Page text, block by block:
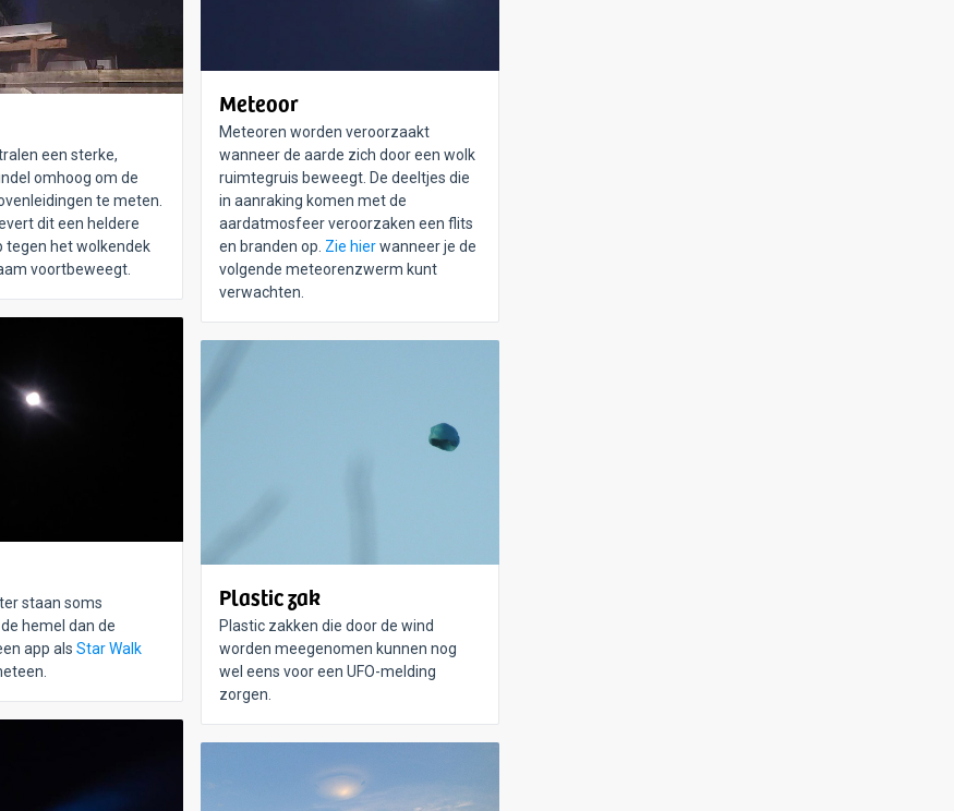
een sterke,
omhoog om de
te meten.
dit een heldere
tegen het wolkendek
voortbeweegt.
staan soms
hemel dan de
app alsStar Walk
Meteoor
Meteoren worden veroorzaakt
wanneer de aarde zich door een wolk
ruimtegruis beweegt. De deeltjes die
in aanraking komen met de
aardatmosfeer veroorzaken een flits
en branden op. Zie hierwanneer je de
volgende meteorenzwerm kunt
verwachten.
Plastic zak
Plastic zakken die door de wind
worden meegenomen kunnen nog
wel eens voor een UFO-melding
zorgen.